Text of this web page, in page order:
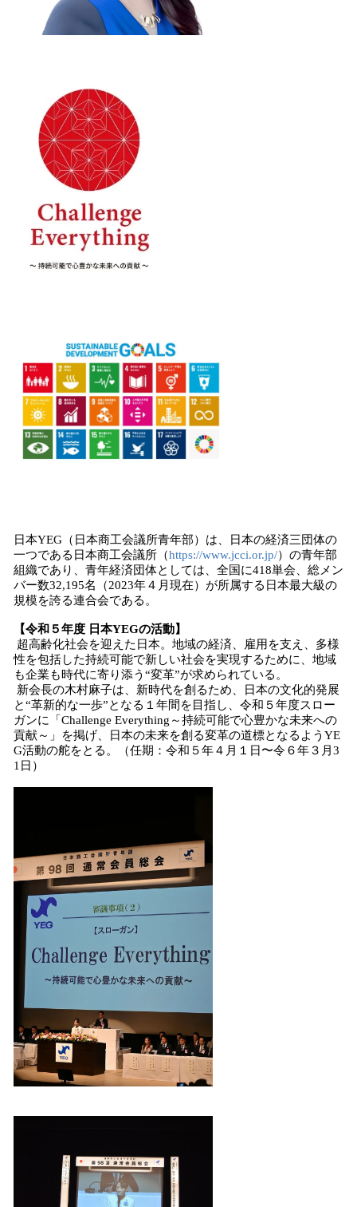
日本YEG（日本商工会議所青年部）は、日本の経済三団体の
一つである日本商工会議所（https://www.jcci.or.jp/）の青年部
組織であり、青年経済団体としては、全国に418単会、総メン
バー数32,195名（2023年４月現在）が所属する日本最大級の
規模を誇る連合会である。
【令和５年度 日本YEGの活動】
超高齢化社会を迎えた日本。地域の経済、雇用を支え、多様
性を包括した持続可能で新しい社会を実現するために、地域
も企業も時代に寄り添う“変革”が求められている。
新会長の木村麻子は、新時代を創るため、日本の文化的発展
と“革新的な一歩”となる１年間を目指し、令和５年度スロー
ガンに「Challenge Everything～持続可能で心豊かな未来への
貢献～」を掲げ、日本の未来を創る変革の道標となるようYE
G活動の舵をとる。（任期：令和５年４月１日〜令６年３月3
1日）